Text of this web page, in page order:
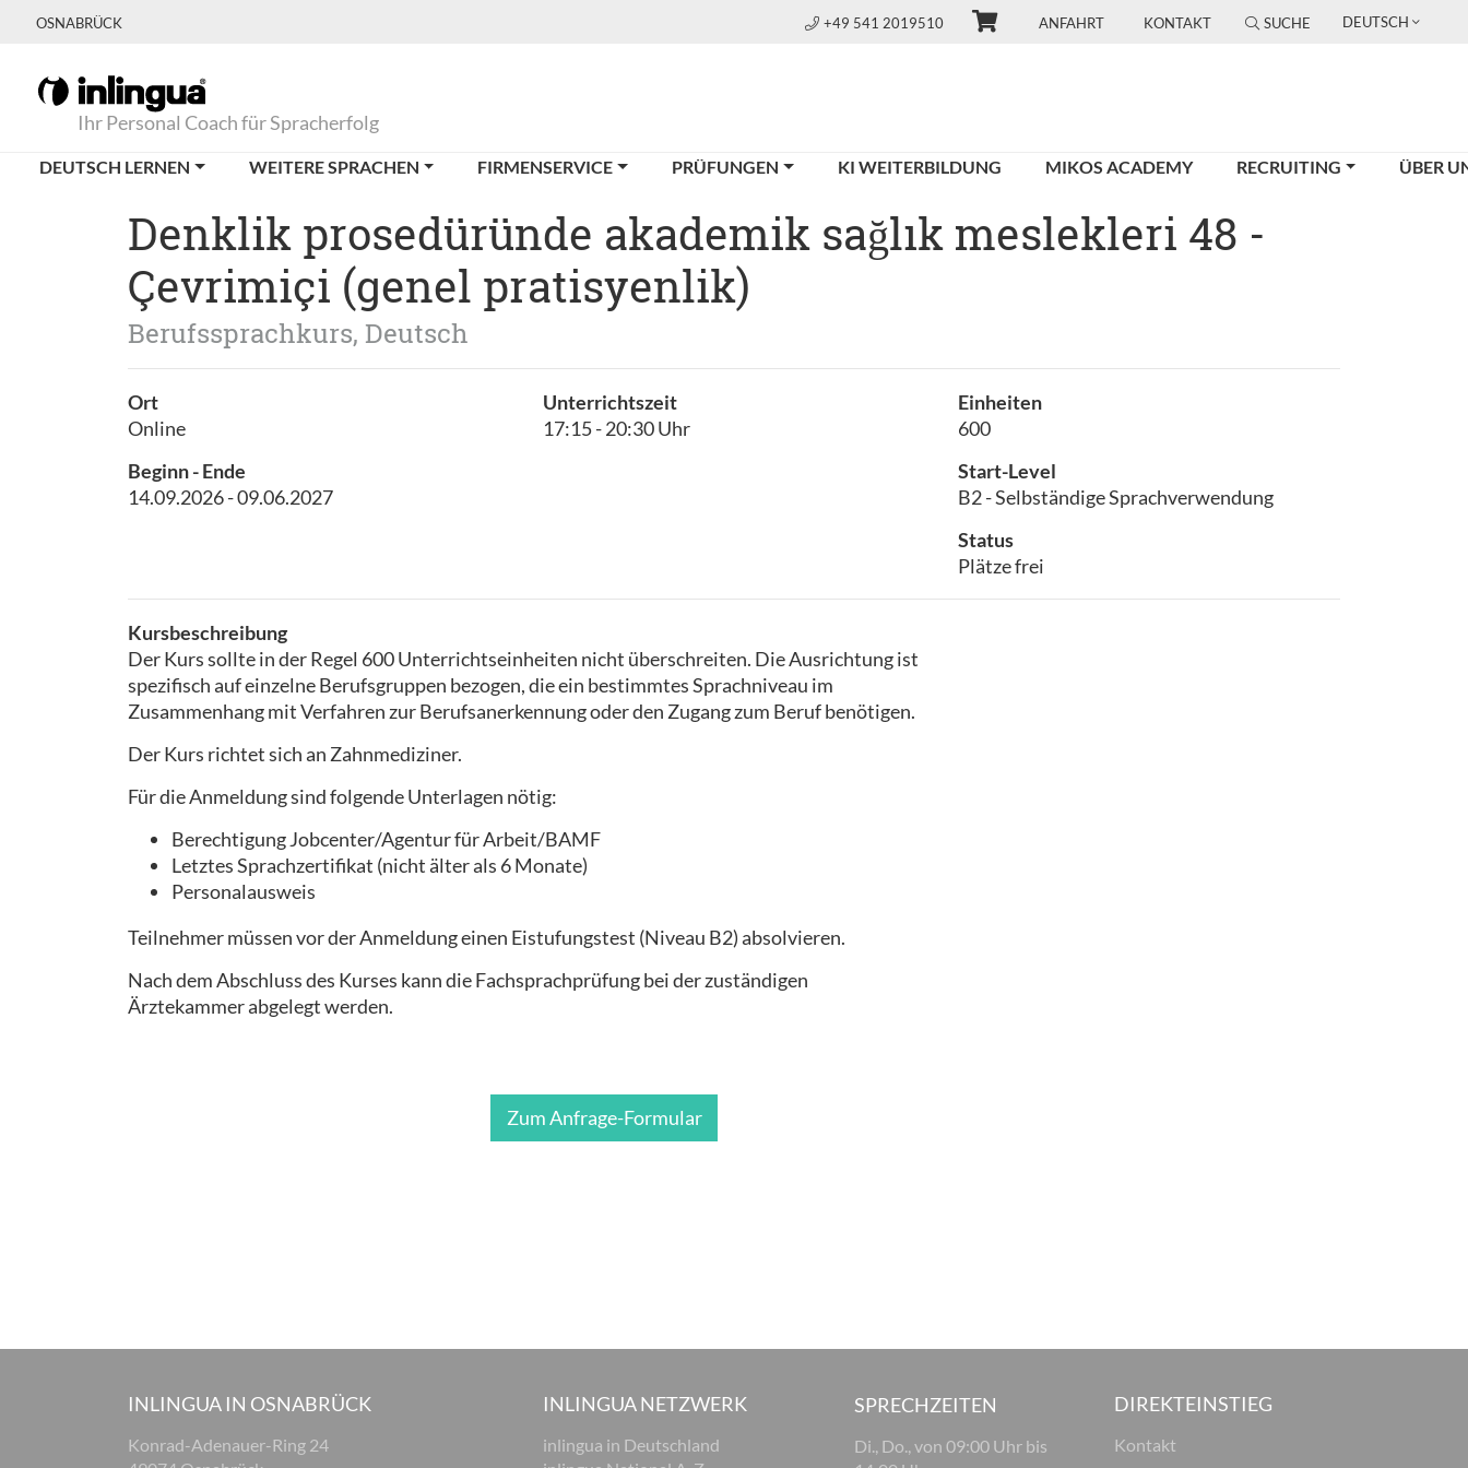
OSNABRÜCK +49 541 2019510 ANFAHRT KONTAKT SUCHE DEUTSCH
Ihr Personal Coach für Spracherfolg
DEUTSCH LERNEN WEITERE SPRACHEN FIRMENSERVICE PRÜFUNGEN KI WEITERBILDUNG MIKOS ACADEMY RECRUITING ÜBER
Denklik prosedüründe akademik sağlık meslekleri 48 -
Çevrimiçi (genel pratisyenlik)
Berufssprachkurs, Deutsch
Ort
Online
Beginn - Ende
14.09.2026 - 09.06.2027
Unterrichtszeit
17:15 - 20:30 Uhr
Einheiten
600
Start-Level
B2 - Selbständige Sprachverwendung
Status
Plätze frei
Kursbeschreibung
Der Kurs sollte in der Regel 600 Unterrichtseinheiten nicht überschreiten. Die Ausrichtung ist
spezifisch auf einzelne Berufsgruppen bezogen, die ein bestimmtes Sprachniveau im
Zusammenhang mit Verfahren zur Berufsanerkennung oder den Zugang zum Beruf benötigen.
Der Kurs richtet sich an Zahnmediziner.
Für die Anmeldung sind folgende Unterlagen nötig:
Berechtigung Jobcenter/Agentur für Arbeit/BAMF
Letztes Sprachzertifikat (nicht älter als 6 Monate)
Personalausweis
Teilnehmer müssen vor der Anmeldung einen Eistufungstest (Niveau B2) absolvieren.
Nach dem Abschluss des Kurses kann die Fachsprachprüfung bei der zuständigen
Ärztekammer abgelegt werden.
Zum Anfrage-Formular
INLINGUA IN OSNABRÜCK
Konrad-Adenauer-Ring 24
INLINGUA NETZWERK
inlingua in Deutschland
SPRECHZEITEN
Di., Do., von 09:00 Uhr bis
DIREKTEINSTIEG
Kontakt